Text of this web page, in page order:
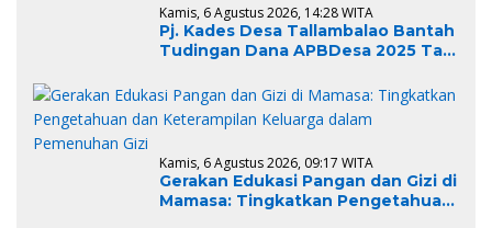
Kamis, 6 Agustus 2026, 14:28 WITA
Pj. Kades Desa Tallambalao Bantah
Tudingan Dana APBDesa 2025 Tak
Kamis, 6 Agustus 2026, 09:17 WITA
Gerakan Edukasi Pangan dan Gizi di
Mamasa: Tingkatkan Pengetahuan